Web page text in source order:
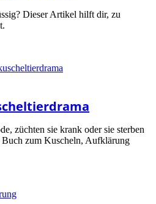
Dieser Artikel hilft dir, zu
züchten sie krank oder sie sterben
zum Kuscheln, Aufklärung